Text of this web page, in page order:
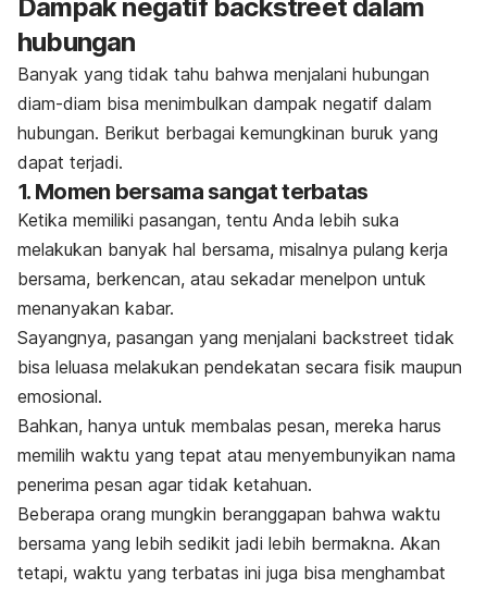
Dampak negatif backstreetdalam
hubungan
Banyak yang tidak tahu bahwa menjalani hubungan
diam-diam bisa menimbulkan dampak negatif dalam
hubungan. Berikut berbagai kemungkinan buruk yang
dapat terjadi.
1. Momen bersama sangat terbatas
Ketika memiliki pasangan, tentu Anda lebih suka
melakukan banyak hal bersama, misalnya pulang kerja
bersama, berkencan, atau sekadar menelpon untuk
menanyakan kabar.
Sayangnya, pasangan yang menjalani backstreet tidak
bisa leluasa melakukan pendekatan secara fisik maupun
emosional.
Bahkan, hanya untuk membalas pesan, mereka harus
memilih waktu yang tepat atau menyembunyikan nama
penerima pesan agar tidak ketahuan.
Beberapa orang mungkin beranggapan bahwa waktu
bersama yang lebih sedikit jadi lebih bermakna. Akan
tetapi, waktu yang terbatas ini juga bisa menghambat